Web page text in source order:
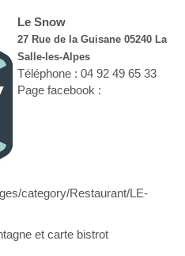
Le Snow
27 Rue de la Guisane 05240 La
Salle-les-Alpes
Téléphone : 04 92 49 65 33
Page facebook :
category/Restaurant/LE-
et carte bistrot